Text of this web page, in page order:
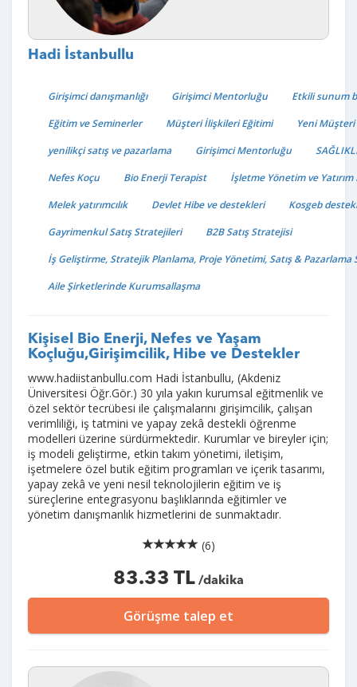
Hadi İstanbullu
Girişimci danışmanlığı Girişimci Mentorluğu
Etkili sunum
Eğitim ve Seminerler
Müşteri İlişkileri Eğitimi
Yeni
yenilikçi satış ve pazarlama
Girişimci Mentorluğu
Nefes Koçu
Bio Enerji Terapist
İşletme Yönetim ve Yatırım
Melek yatırımcılık
Devlet Hibe ve destekleri
Kosgeb
Gayrimenkul Satış Stratejileri
B2B Satış Stratejisi
İş Geliştirme, Stratejik Planlama, Proje Yönetimi, Satış &
Aile Şirketlerinde Kurumsallaşma
Kişisel Bio Enerji, Nefes ve Yaşam
Koçluğu,Girişimcilik, Hibe ve Destekler
www.hadiistanbullu.com Hadi İstanbullu, (Akdeniz
Üniversitesi Öğr.Gör.) 30 yıla yakın kurumsal eğitmenlik ve
özel sektör tecrübesi ile çalışmalarını girişimcilik, çalışan
verimliliği, iş tatmini ve yapay zekâ destekli öğrenme
modelleri üzerine sürdürmektedir. Kurumlar ve bireyler için;
iş modeli geliştirme, etkin takım yönetimi, iletişim,
işetmelere özel butik eğitim programları ve içerik tasarımı,
yapay zekâ ve yeni nesil teknolojilerin eğitim ve iş
süreçlerine entegrasyonu başlıklarında eğitimler ve
yönetim danışmanlık hizmetlerini de sunmaktadır.
(6)
83.33 TL /dakika
Görüşme talep et